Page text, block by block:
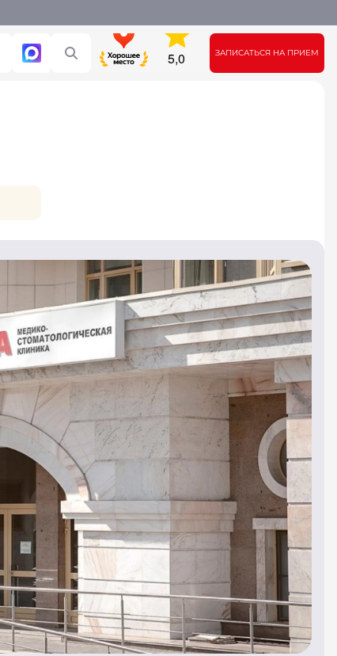
ЗАПИСАТЬСЯ НА ПРИЕМ